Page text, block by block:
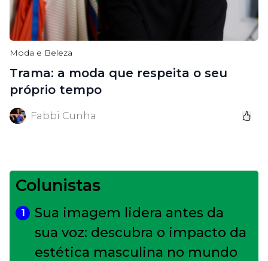
Moda e Beleza
Trama: a moda que respeita o seu
próprio tempo
Fabbi Cunha
Colunistas
1
Sua imagem lidera antes da
sua voz: descubra o impacto da
estética masculina no mundo